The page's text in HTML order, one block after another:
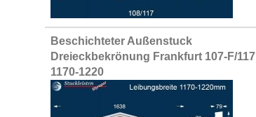
Beschichteter Außenstuck
Dreieckbekrönung Frankfurt 107-F/117
1170-1220